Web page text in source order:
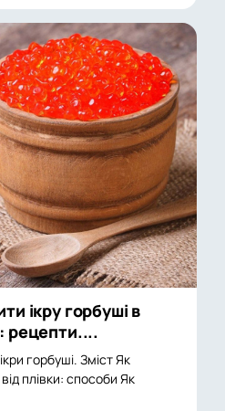
ікру горбуші в
рецепти....
горбуші. Зміст Як
плівки: способи Як